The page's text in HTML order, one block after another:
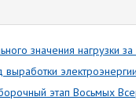
значения нагрузки
электроэнергии
этап Восьмых